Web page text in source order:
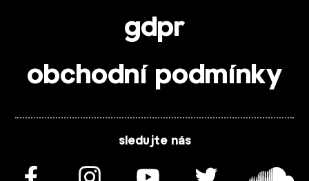
gdpr
obchodní podmínky
sledujte nás